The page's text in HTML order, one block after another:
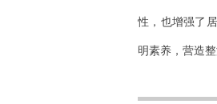
性，也增强了
明素养，营造